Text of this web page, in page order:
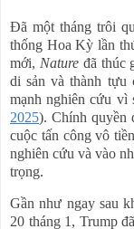
Đã một tháng trôi
thống Hoa Kỳ lần
mới, Natuređã thúc
di sản và thành tựu
mạnh nghiên cứu vì
2025). Chính quyền
cuộc tấn công vô
nghiên cứu và vào
trọng.
Gần như ngay sau
20 tháng 1, Trump